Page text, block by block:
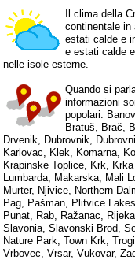
Il clima della
continentale
estati calde e
e estati calde
nelle isole esterne.
Quando si
informazioni
popolari:
Bratuš, Brač,
Drvenik, Dubrovnik,
Karlovac, Klek, Komarna,
Krapinske Toplice, Krk,
Lumbarda, Makarska, Mali
Murter, Njivice, Northern
Pag, Pašman, Plitvice
Punat, Rab, Ražanac,
Slavonia, Slavonski Brod,
Nature Park, Town Krk,
Vrbovec, Vrsar, Vukovar,